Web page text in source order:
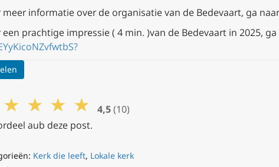
meer informatie over de organisatie van de Bedevaart, ga
een prachtige impressie ( 4 min. )van de Bedevaart in 2025,
★ ★ ★ ★ 4,5 (10)
aub deze post.
Kerk die leeft, Lokale kerk